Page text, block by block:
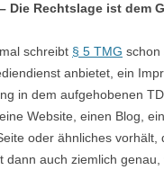
Die Rechtslage ist dem
schreibt § 5 TMG schon
anbietet, ein
in dem aufgehobenen
Website, einen Blog,
oder ähnliches
dann auch ziemlich